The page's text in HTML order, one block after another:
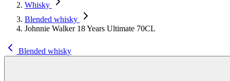
Whisky
Blended whisky
Johnnie Walker 18 Years Ultimate 70CL
Blended whisky